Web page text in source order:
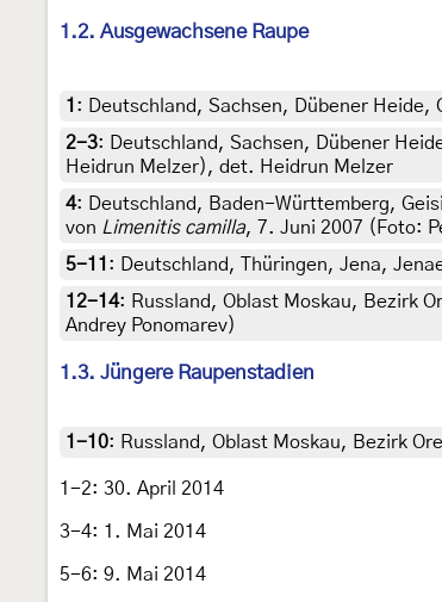
1.2. Ausgewachsene Raupe
1 : Deutschland, Sachsen, Dübener
2-3:
Deutschland, Sachsen, Dübener
Heidrun Melzer), det. Heidrun Melzer
4: Deutschland, Baden-Württemberg,
von Limenitis camilla, 7. Juni 2007 (Foto:
5-11 : Deutschland, Thüringen, Jena,
12-14: Russland, Oblast Moskau, Bezirk
Andrey Ponomarev)
1.3. Jüngere Raupenstadien
1-10: Russland, Oblast Moskau, Bezirk
1-2: 30. April 2014
3-4: 1. Mai 2014
5-6: 9. Mai 2014